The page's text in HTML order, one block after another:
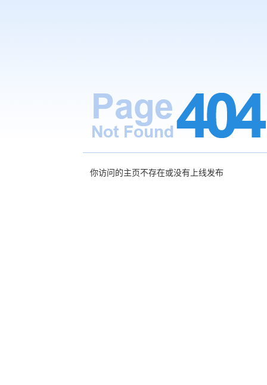
你访问的主页不存在或没有上线发布